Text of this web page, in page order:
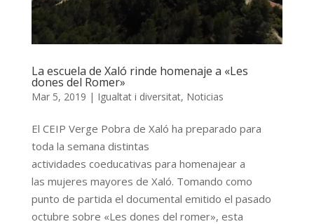
La escuela de Xaló rinde homenaje a «Les
dones del Romer»
Mar 5, 2019 | Igualtat i diversitat, Noticias
El CEIP Verge Pobra de Xaló ha preparado para
toda la semana distintas
actividades coeducativas para homenajear a
las mujeres mayores de Xaló. Tomando como
punto de partida el documental emitido el pasado
octubre sobre «Les dones del romer», esta